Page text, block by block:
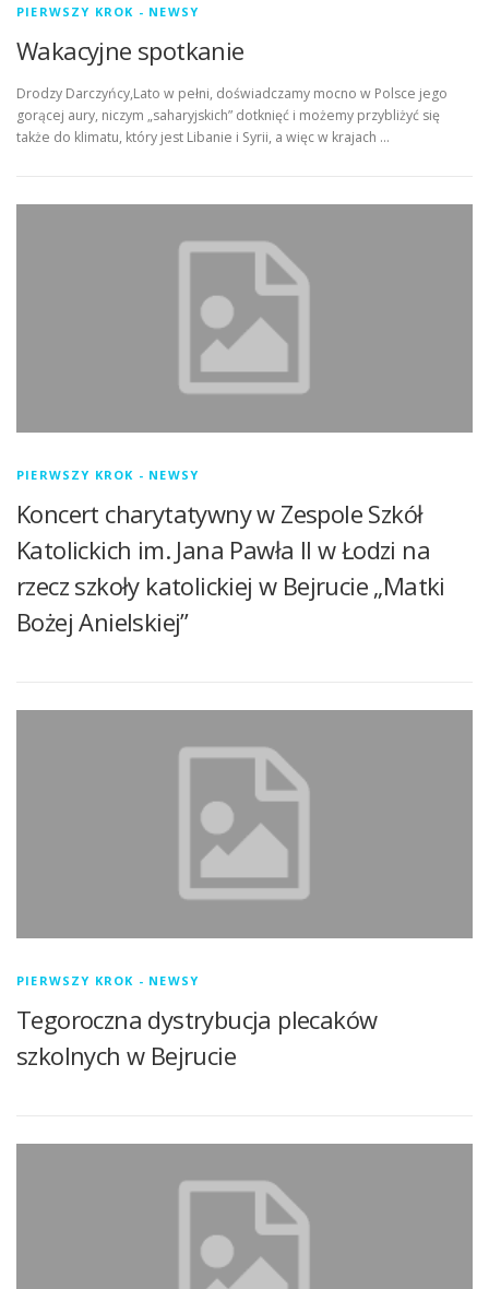
POLITYKA PRYWATNOŚCI I PLIKI COOKIES
DEKLARACJA FIRM / INSTYTUCJI
GALERIA – STR GŁÓWNA
PIERWSZY KROK - NEWSY
Wakacyjne spotkanie
Drodzy Darczyńcy,Lato w pełni, doświadczamy mocno w Polsce jego
gorącej aury, niczym „saharyjskich” dotknięć i możemy przybliżyć się
także do klimatu, który jest Libanie i Syrii, a więc w krajach …
PIERWSZY KROK - NEWSY
Koncert charytatywny w Zespole Szkół
Katolickich im. Jana Pawła II w Łodzi na
rzecz szkoły katolickiej w Bejrucie „Matki
Bożej Anielskiej”
PIERWSZY KROK - NEWSY
Tegoroczna dystrybucja plecaków
szkolnych w Bejrucie